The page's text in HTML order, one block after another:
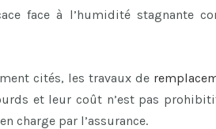
face à l’humidité stagnante
cités, les travaux de
et leur coût n’est pas
charge par l’assurance.